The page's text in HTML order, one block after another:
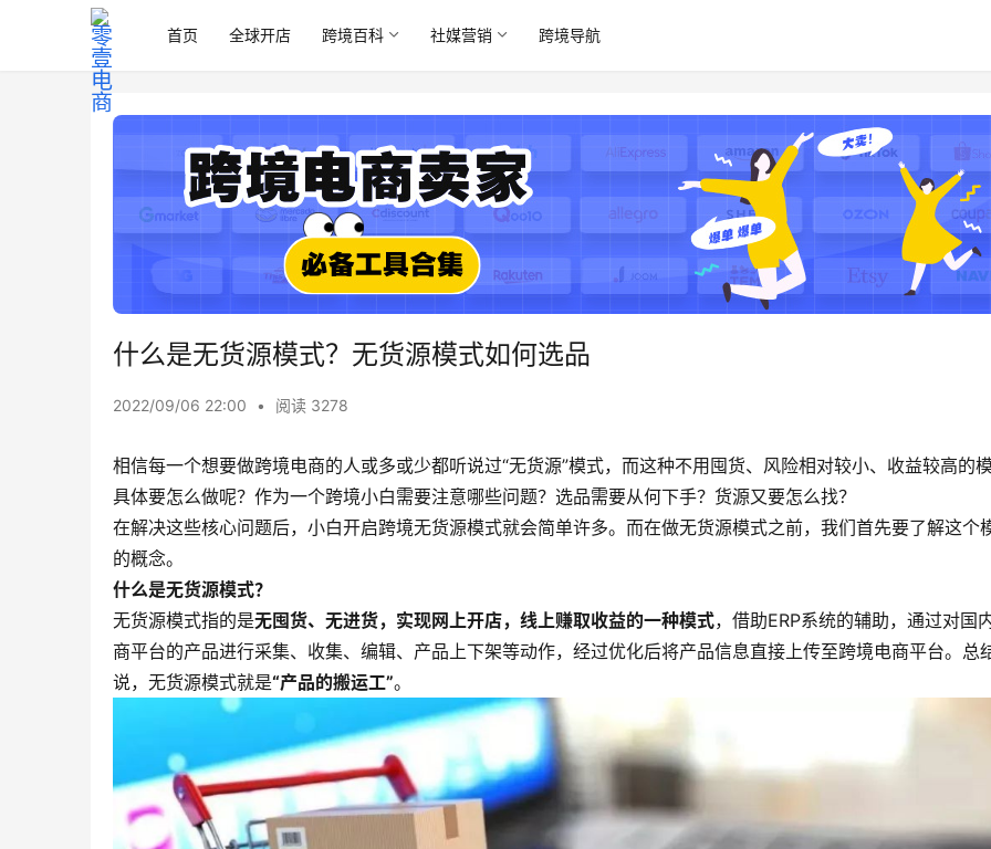
首页 全球开店 跨境百科 社媒营销 跨境导航
什么是无货源模式？无货源模式如何选品
2022/09/06 22:00 • 阅读 3278
相信每一个想要做跨境电商的人或多或少都听说过“无货源”模式，而这种不用囤货、风险相对较小、收益较高的
具体要怎么做呢？作为一个跨境小白需要注意哪些问题？选品需要从何下手？货源又要怎么找？
在解决这些核心问题后，小白开启跨境无货源模式就会简单许多。而在做无货源模式之前，我们首先要了解这个
的概念。
什么是无货源模式？
无货源模式指的是无囤货、无进货，实现网上开店，线上赚取收益的一种模式，借助ERP系统的辅助，通过对国
商平台的产品进行采集、收集、编辑、产品上下架等动作，经过优化后将产品信息直接上传至跨境电商平台。总
说，无货源模式就是“产品的搬运工”。